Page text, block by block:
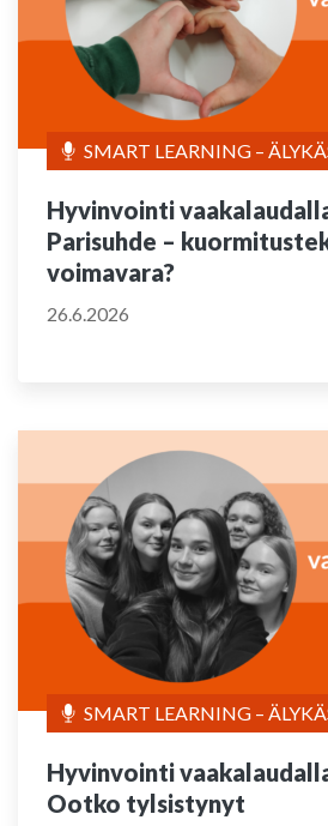
SMART LEARNING –
Hyvinvointi
Parisuhde –
voimavara?
26.6.2026
SMART LEARNING –
Hyvinvointi
Ootko tylsistynyt